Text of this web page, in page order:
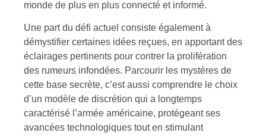
monde de plus en plus connecté et informé.
Une part du défi actuel consiste également à
démystifier certaines idées reçues, en apportant des
éclairages pertinents pour contrer la prolifération
des rumeurs infondées. Parcourir les mystères de
cette base secrète, c’est aussi comprendre le choix
d’un modèle de discrétion qui a longtemps
caractérisé l’armée américaine, protègeant ses
avancées technologiques tout en stimulant